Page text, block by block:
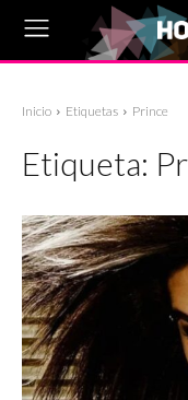
Inicio Etiquetas Prince
Etiqueta: